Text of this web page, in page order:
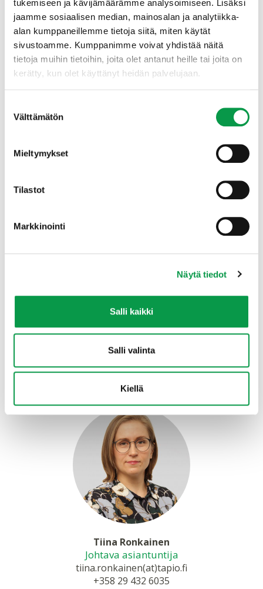
tukemiseen ja kävijämäärämme analysoimiseen. Lisäksi
jaamme sosiaalisen median, mainosalan ja analytiikka-
alan kumppaneillemme tietoja siitä, miten käytät
sivustoamme. Kumppanimme voivat yhdistää näitä
tietoja muihin tietoihin, joita olet antanut heille tai joita on
kerätty, kun olet käyttänyt heidän palvelujaan.
valinta
Välttämätön
Mieltymykset
Tilastot
Markkinointi
Näytä tiedot
Salli kaikki
Salli valinta
Kiellä
pilottikohteille, kehitetään jatkokäytön
suunnittelumenetelmää, toteutetaan
maanomistajakysely sekä tuotetaan tietopaketti
jatkokäyttötapojen ilmastovaikutuksista.
Hankkeen tulokset auttavat maanomistajia
muodostamaan monitavoitteisia jatkokäyttötapoja,
joiden avulla voidaan myös edistää sopeutumista
vähentämään maa- ja metsätalouden ja muun
maankäytön kasvihuonekaasupäästöjä ja
vahvistamaan hiilinieluja ja varastoja. Hankkeet
toteutetaan vuosien 2021–2023 aikana.
Lisätietoa HYTKY-hankkeesta
Lisätietoa TuIJa-hankkeesta
Tiina Ronkainen
Johtava asiantuntija
tiina.ronkainen(at)tapio.fi
+358 29 432 6035